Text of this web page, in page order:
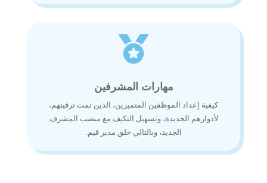

مهارات المشرفين
كيفية إعداد الموظفين المتميزين، الذين تمت ترقيتهم،
لأدوارهم الجديدة، وتسهيل التكيف مع منصب المشرف
الجديد، وبالتالي خلق مدير قيم.